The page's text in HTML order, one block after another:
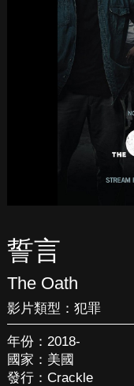
誓言
The Oath
影片類型： 犯罪
年份：2018-
國家：美國
發行：Crackle